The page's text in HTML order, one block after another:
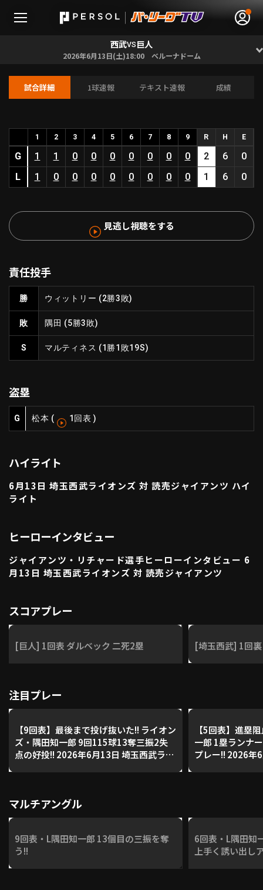
HOME
動画
ファーム東地区
ファーム中地区
ファーム西地区
交流戦
北海道日本ハムファイターズ
東北楽天ゴールデンイーグルス
埼玉西武ライオンズ
千葉ロッテマリーンズ
オリックス・バファローズ
ニュース
設定
利用規約
運営会社 （別ウィンドウで開く） よくある質問
動画を検索（選手・チーム・プレー内容…）
西武VS 巨人
2026年6月13日(土)18:00 ベルーナドーム
試合詳細 1球速報 テキスト速報 成績
1 2 3 4 5 6 7 8 9 R H E
G 1 1 0 0 0 0 0 0 0 2 6
0
L
1 0 0 0 0 0 0 0 0 1 6 0
見逃し視聴をする
責任投手
勝 ウィットリー (2勝3敗)
敗 隅田 (5勝3敗)
S マルティネス (1勝1敗19S)
盗塁
G 松本 ( 1回表 )
ハイライト
6月13日 埼玉西武ライオンズ 対 読売ジャイアンツ ハイ
ライト
ヒーローインタビュー
ジャイアンツ・リチャード選手ヒーローインタビュー 6
月13日 埼玉西武ライオンズ 対 読売ジャイアンツ
スコアプレー
[巨人] 1回表 ダルベック 二死2塁 [埼玉西武] 1回
注目プレー
【9回表】最後まで投げ抜いた!! ライオン
ズ・隅田知一郎 9回115球13奪三振2失
点の好投!! 2026年6月13日 埼玉西武ライ
【5回表】進塁
一郎 1塁ランナ
プレー!! 2026年
マルチアングル
9回表・L隅田知一郎 13個目の三振を奪
う!!
6回表・L隅田知
上手く誘い出し